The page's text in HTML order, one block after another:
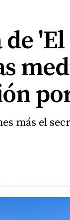
de
más el